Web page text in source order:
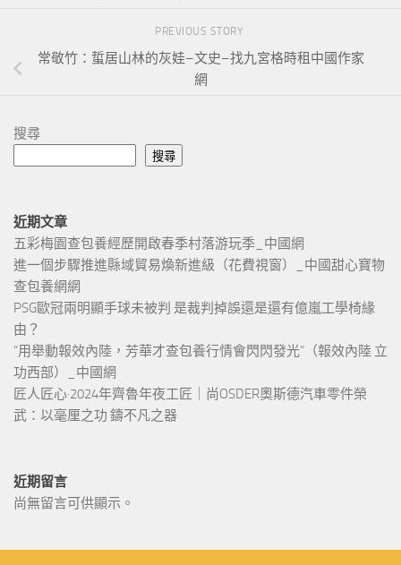
PREVIOUS STORY
常敬竹：蜇居山林的灰娃–文史–找九宮格時租中國作家
網
搜尋
搜尋
近期文章
五彩梅園查包養經歷開啟春季村落游玩季_中國網
進一個步驟推進縣域貿易煥新進級（花費視窗）_中國甜心寶物
查包養網網
PSG歐冠兩明顯手球未被判 是裁判掉誤還是還有億嵐工學椅緣
由？
“用舉動報效內陸，芳華才查包養行情會閃閃發光”（報效內陸 立
功西部）_中國網
匠人匠心·2024年齊魯年夜工匠｜尚OSDER奧斯德汽車零件榮
武：以毫厘之功 鑄不凡之器
近期留言
尚無留言可供顯示。